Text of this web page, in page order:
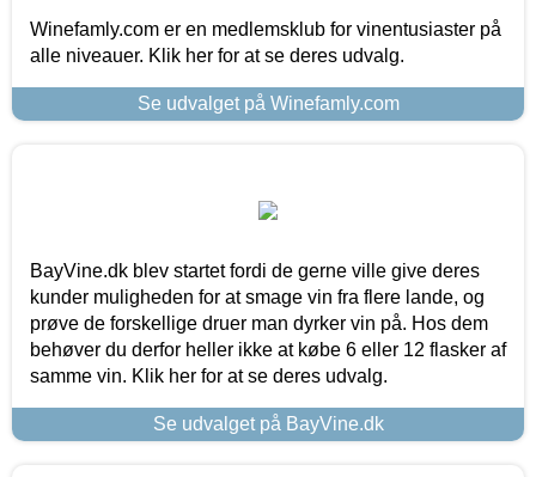
Winefamly.com er en medlemsklub for vinentusiaster på
alle niveauer. Klik her for at se deres udvalg.
Se udvalget på Winefamly.com
BayVine.dk blev startet fordi de gerne ville give deres
kunder muligheden for at smage vin fra flere lande, og
prøve de forskellige druer man dyrker vin på. Hos dem
behøver du derfor heller ikke at købe 6 eller 12 flasker af
samme vin. Klik her for at se deres udvalg.
Se udvalget på BayVine.dk